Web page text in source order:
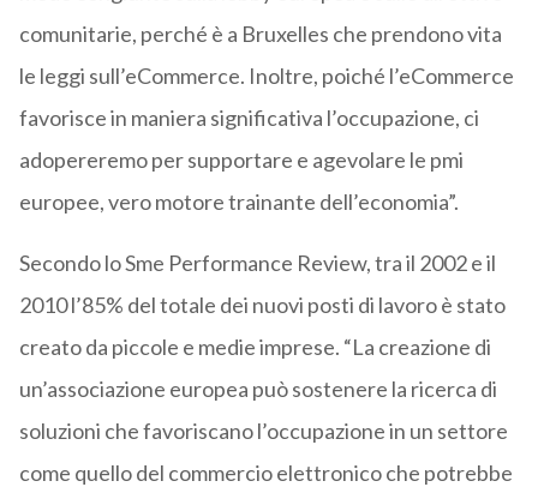
comunitarie, perché è a Bruxelles che prendono vita
le leggi sull’eCommerce. Inoltre, poiché l’eCommerce
favorisce in maniera significativa l’occupazione, ci
adopereremo per supportare e agevolare le pmi
europee, vero motore trainante dell’economia”.
Secondo lo Sme Performance Review, tra il 2002 e il
2010 l’85% del totale dei nuovi posti di lavoro è stato
creato da piccole e medie imprese. “La creazione di
un’associazione europea può sostenere la ricerca di
soluzioni che favoriscano l’occupazione in un settore
come quello del commercio elettronico che potrebbe